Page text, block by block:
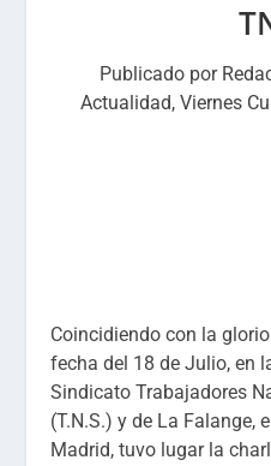
Publicado por
Actualidad, Viernes
Coincidiendo con la
fecha del 18 de Julio, en
Sindicato Trabajadores
(T.N.S.) y de La Falange,
Madrid, tuvo lugar la